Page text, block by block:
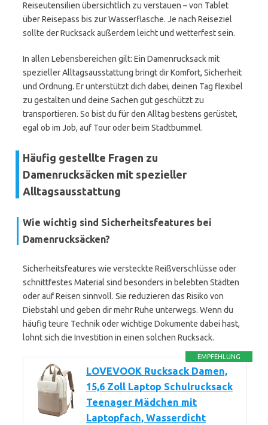
Reiseutensilien übersichtlich zu verstauen – von Tablet
über Reisepass bis zur Wasserflasche. Je nach Reiseziel
sollte der Rucksack außerdem leicht und wetterfest sein.
In allen Lebensbereichen gilt: Ein Damenrucksack mit
spezieller Alltagsausstattung bringt dir Komfort, Sicherheit
und Ordnung. Er unterstützt dich dabei, deinen Tag flexibel
zu gestalten und deine Sachen gut geschützt zu
transportieren. So bist du für den Alltag bestens gerüstet,
egal ob im Job, auf Tour oder beim Stadtbummel.
Häufig gestellte Fragen zu
Damenrucksäcken mit spezieller
Alltagsausstattung
Wie wichtig sind Sicherheitsfeatures bei
Damenrucksäcken?
Sicherheitsfeatures wie versteckte Reißverschlüsse oder
schnittfestes Material sind besonders in belebten Städten
oder auf Reisen sinnvoll. Sie reduzieren das Risiko von
Diebstahl und geben dir mehr Ruhe unterwegs. Wenn du
häufig teure Technik oder wichtige Dokumente dabei hast,
lohnt sich die Investition in einen solchen Rucksack.
EMPFEHLUNG
LOVEVOOK Rucksack Damen,
15,6 Zoll Laptop Schulrucksack
Teenager Mädchen mit
Laptopfach, Wasserdicht